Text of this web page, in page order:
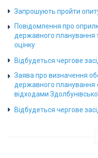
Запрошують пройти
Повідомлення про
державного планування
оцінку
Відбудеться чергове
Заява про визначення
державного планування
відходами
Відбудеться чергове